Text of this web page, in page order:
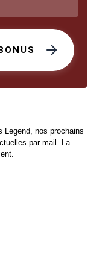
Legend, nos prochains
par mail. La